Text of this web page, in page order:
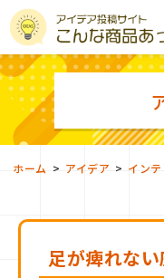
ホーム > アイデア > イン
足が痺れな